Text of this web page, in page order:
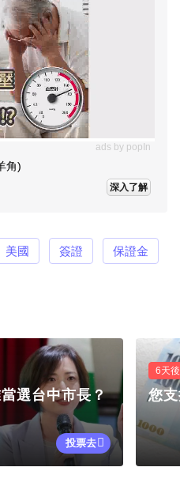
ads by popIn
角)
深入了解
美國 簽證 保證金
選台中市長？
投票去
6天
您